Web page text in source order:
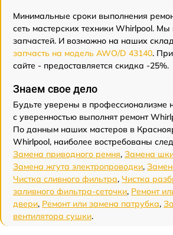
Минимальные сроки выполнения
сеть мастерских техники Whirlpool.
запчастей. И возможно на наших
запчасть на модель AWO/D 43140.
сайте - предоставляется скидка -25%.
Знаем свое дело
Будьте уверены в профессионализме
с уверенностью выполнят ремонт
По данным наших мастеров в
Whirlpool, наиболее востребованы
Замена приводного ремня, Замена
Замена жгута электропроводки,
Чистка сливного фильтра, Чистка
заливного фильтра-сеточки, Ремонт
двери, Ремонт или замена патрубка,
вентилятора сушки.